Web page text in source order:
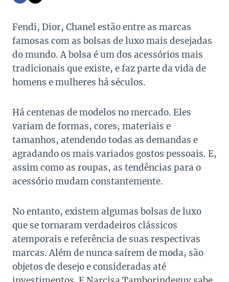
Fendi, Dior, Chanel estão entre as marcas
famosas com as bolsas de luxo mais desejadas
do mundo. A bolsa é um dos acessórios mais
tradicionais que existe, e faz parte da vida de
homens e mulheres há séculos.
Há centenas de modelos no mercado. Eles
variam de formas, cores, materiais e
tamanhos, atendendo todas as demandas e
agradando os mais variados gostos pessoais. E,
assim como as roupas, as tendências para o
acessório mudam constantemente.
No entanto, existem algumas bolsas de luxo
que se tornaram verdadeiros clássicos
atemporais e referência de suas respectivas
marcas. Além de nunca saírem de moda, são
objetos de desejo e consideradas até